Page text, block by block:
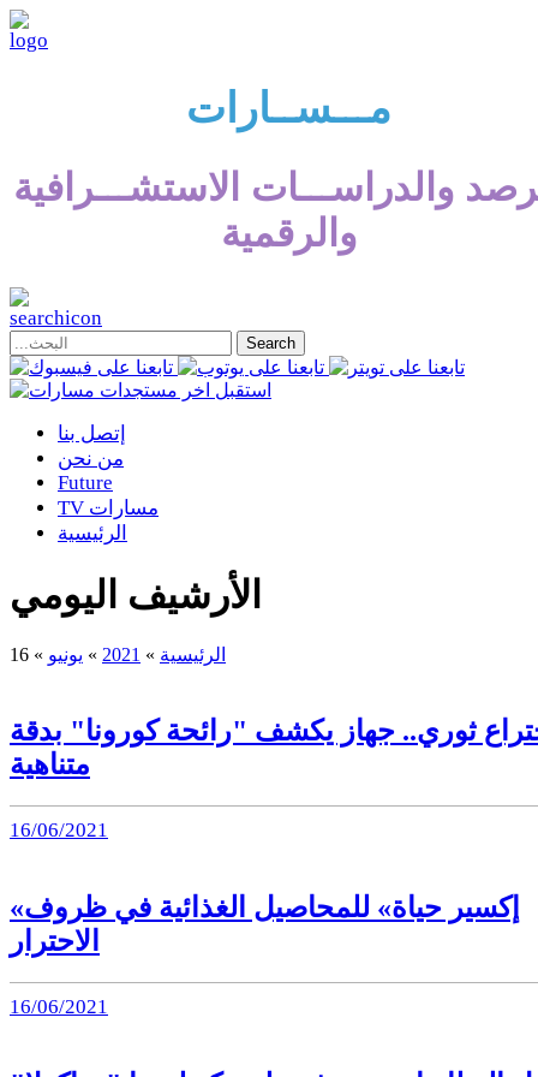
مـــســارات
والدراســـات الاستشـــرافية
والرقمية
إتصل بنا
من نحن
Future
TV مسارات
الرئيسية
الأرشيف اليومي
الرئيسية »
2021
» يونيو »
16
ثوري.. جهاز يكشف "رائحة كورونا" بدقة
متناهية
16/06/2021
«إكسير حياة» للمحاصيل الغذائية في ظروف
الاحترار
16/06/2021